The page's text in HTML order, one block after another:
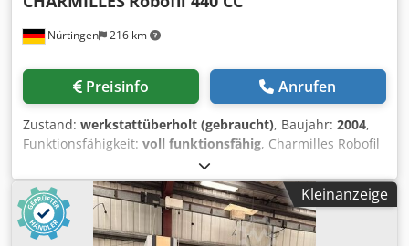
Nürtingen 216 km
Preisinfo Anrufen
Zustand: werkstattüberholt (gebraucht), Baujahr: 2004,
Funktionsfähigkeit: voll funktionsfähig, Charmilles Robofil
440 CC Baujahr 2004 Charmilles Millenium Steuerung
Verfahrwege (X / Y / Z): 550 x 350 x 400 mm Verfahrwege (U
/ V): 550 x 350 mm Max. Konikwinkel: +/- 30° bei 400 mm
Höhe Integrated Collision Protection (ICP) auf allen 5
Achsen Maximale Werkstückabmessungen: 1200 x 700 x
Kleinanzeige